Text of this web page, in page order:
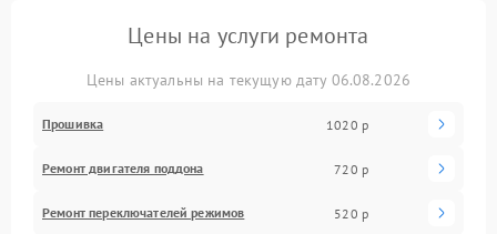
Цены на услуги ремонта
Цены актуальны на текущую дату 06.08.2026
Прошивка 1020 р
Ремонт двигателя поддона 720 р
Ремонт переключателей режимов 520 р